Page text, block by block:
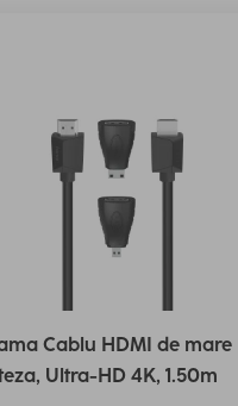
Cablu HDMI de mare
Ultra-HD 4K, 1.50m